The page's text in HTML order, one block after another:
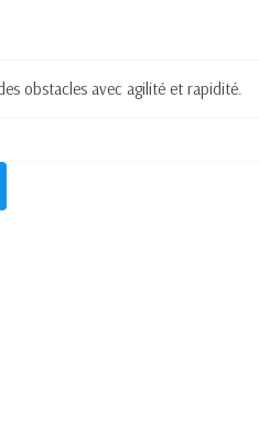
obstacles avec agilité et rapidité.